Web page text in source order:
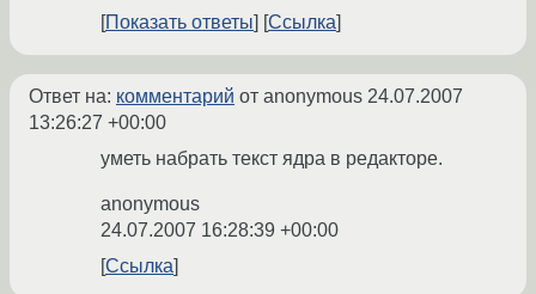
Показать ответы
Ссылка
Ответ на: комментарий от anonymous 24.07.2007
13:26:27 +00:00
уметь набрать текст ядра в редакторе.
anonymous
24.07.2007 16:28:39 +00:00
Ссылка